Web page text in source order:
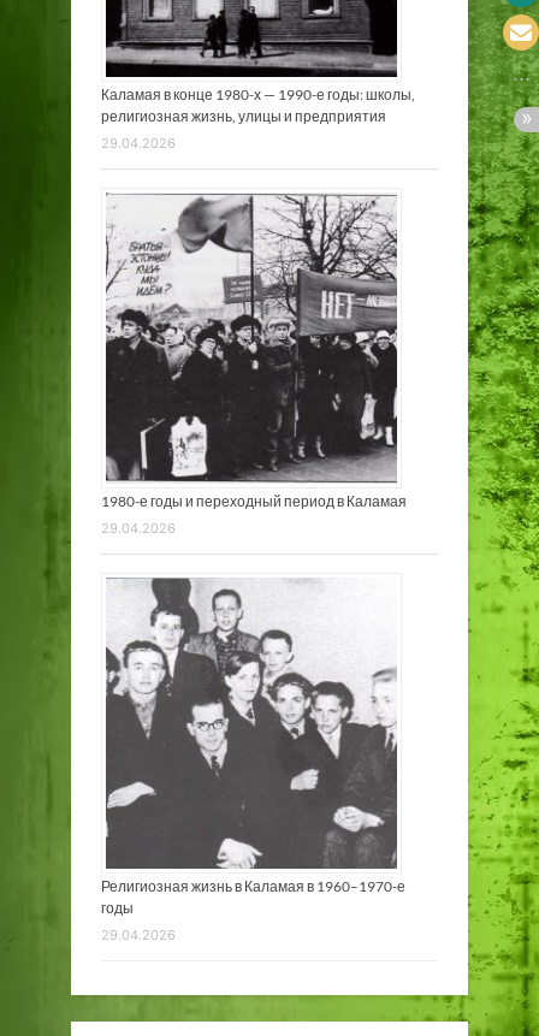
Каламая в конце 1980-х — 1990-е годы: школы,
религиозная жизнь, улицы и предприятия
29.04.2026
1980-е годы и переходный период в Каламая
29.04.2026
Религиозная жизнь в Каламая в 1960–1970-е
годы
29.04.2026